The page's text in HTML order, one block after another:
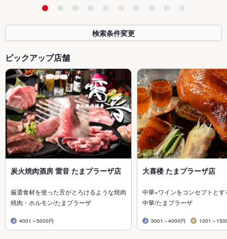
検索条件変更
ピックアップ店舗
炭火焼肉酒房 雷音 たまプラーザ店
厳選食材を使った舌がとろけるような焼肉
焼肉・ホルモン/たまプラーザ
4001～5000円
大喜楼 たまプラーザ店
中華×ワインをコンセプトと
中華/たまプラーザ
3001～4000円 1001～